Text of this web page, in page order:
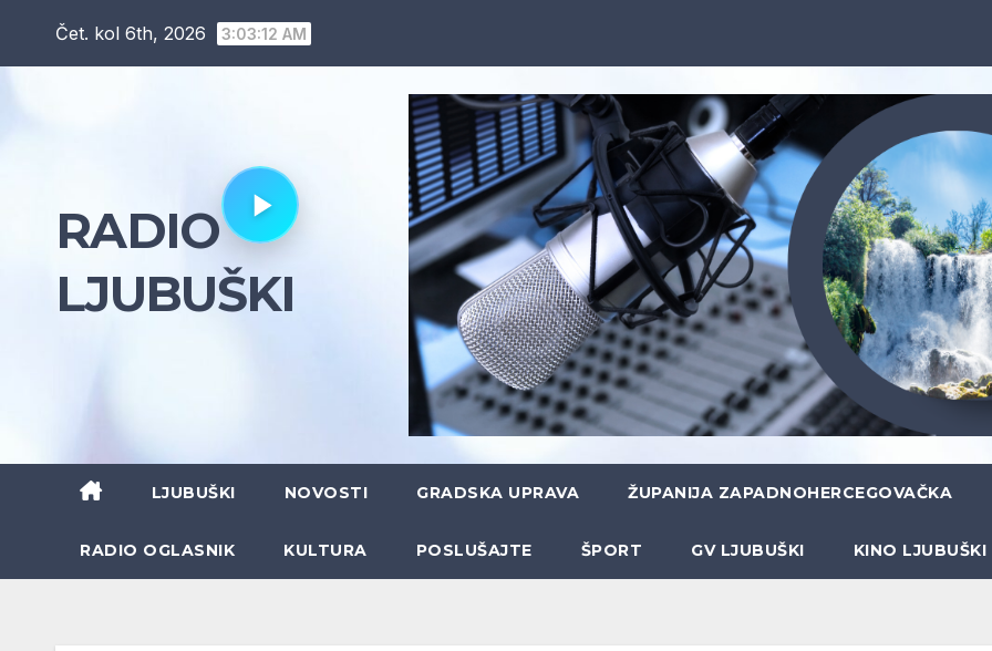
Čet. kol 6th, 2026 3:03:13 AM
RADIO
LJUBUŠKI
LJUBUŠKI NOVOSTI GRADSKA UPRAVA ŽUPANIJA ZAPADNOHERCEGOVAČKA
RADIO OGLASNIK KULTURA POSLUŠAJTE ŠPORT GV LJUBUŠKI KINO LJUBUŠKI